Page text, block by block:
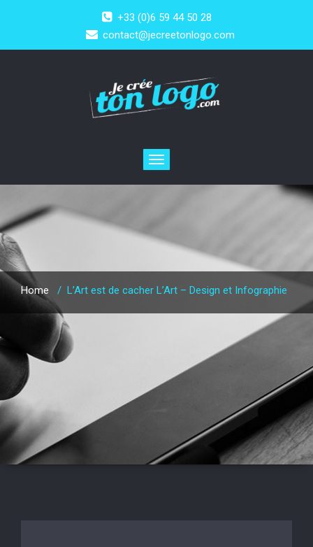
+33 (0)6 59 44 50 28
contact@jecreetonlogo.com
Toggle
navigation
Home / L’Art est de cacher L’Art – Design et Infographie